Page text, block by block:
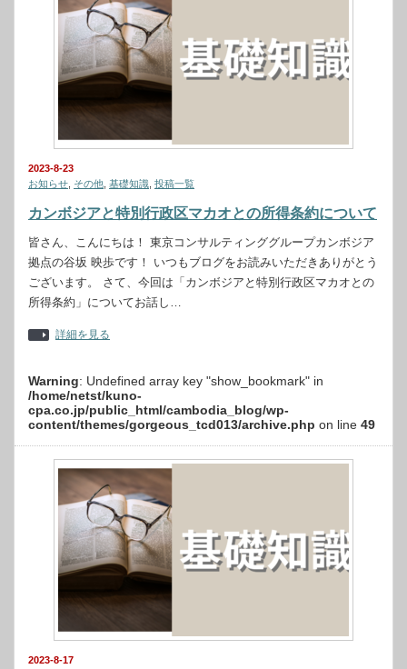
2023-8-23
お知らせ その他 基礎知識 投稿一覧
カンボジアと特別行政区マカオとの所得条約について
皆さん、こんにちは！ 東京コンサルティンググループカンボジア
拠点の谷坂 映歩です！ いつもブログをお読みいただきありがとう
ございます。 さて、今回は「カンボジアと特別行政区マカオとの
所得条約」についてお話し…
詳細を見る
Warning: Undefined array key "show_bookmark" in
/home/netst/kuno-
cpa.co.jp/public_html/cambodia_blog/wp-
content/themes/gorgeous_tcd013/archive.php on line 49
2023-8-17